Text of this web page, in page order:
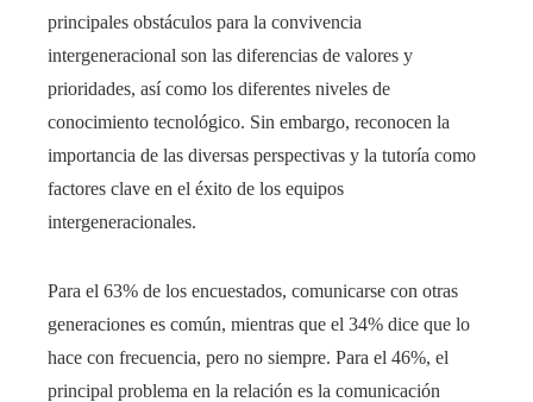
principales obstáculos para la convivencia
intergeneracional son las diferencias de valores y
prioridades, así como los diferentes niveles de
conocimiento tecnológico. Sin embargo, reconocen la
importancia de las diversas perspectivas y la tutoría como
factores clave en el éxito de los equipos
intergeneracionales.
Para el 63% de los encuestados, comunicarse con otras
generaciones es común, mientras que el 34% dice que lo
hace con frecuencia, pero no siempre. Para el 46%, el
principal problema en la relación es la comunicación